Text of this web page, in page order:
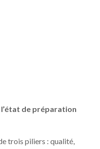
de préparation
trois piliers : qualité,